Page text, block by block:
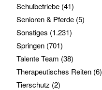
Schulbetriebe(41)
Senioren & Pferde(5)
Sonstiges (1.231)
Springen(701)
Talente Team (38)
Therapeutisches Reiten(6)
Tierschutz (2)